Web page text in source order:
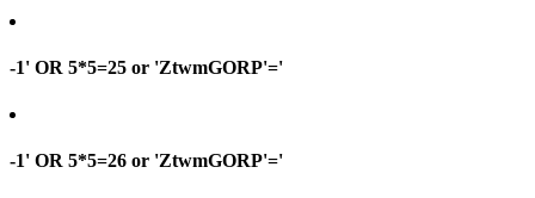
-1' OR 5*5=25 or 'ZtwmGORP'='
-1' OR 5*5=26 or 'ZtwmGORP'='